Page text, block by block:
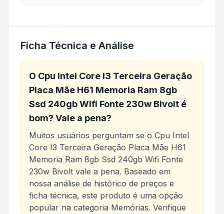
Ficha Técnica e Análise
O Cpu Intel Core I3 Terceira Geração
Placa Mãe H61 Memoria Ram 8gb
Ssd 240gb Wifi Fonte 230w Bivolt é
bom? Vale a pena?
Muitos usuários perguntam se o Cpu Intel
Core I3 Terceira Geração Placa Mãe H61
Memoria Ram 8gb Ssd 240gb Wifi Fonte
230w Bivolt vale a pena. Baseado em
nossa análise de histórico de preços e
ficha técnica, este produto é uma opção
popular na categoria Memórias. Verifique